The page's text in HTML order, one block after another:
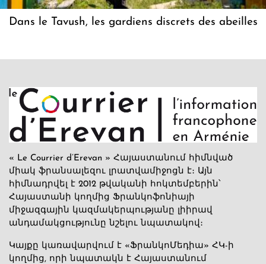
Dans le Tavush, les gardiens discrets des abeilles
« Le Courrier d’Erevan » Հայաստանում հիմնված
միակ ֆրանսալեզու լրատվամիջոցն է։ Այն
հիմնադրվել է 2012 թվականի հոկտեմբերին՝
Հայաստանի կողմից Ֆրանկոֆոնիայի
միջազգային կազմակերպությանը լիիրավ
անդամակցությունը նշելու նպատակով։
Կայքը կառավարվում է «ՖրանկոՄեդիա» ՀԿ-ի
կողմից, որի նպատակն է Հայաստանում